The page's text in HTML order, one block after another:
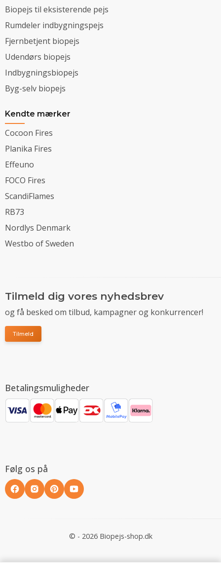
Biopejs til eksisterende pejs
Rumdeler indbygningspejs
Fjernbetjent biopejs
Udendørs biopejs
Indbygningsbiopejs
Byg-selv biopejs
Kendte mærker
Cocoon Fires
Planika Fires
Effeuno
FOCO Fires
ScandiFlames
RB73
Nordlys Denmark
Westbo of Sweden
Tilmeld dig vores nyhedsbrev
og få besked om tilbud, kampagner og konkurrencer!
Tilmeld
Betalingsmuligheder
Følg os på
© - 2026 Biopejs-shop.dk